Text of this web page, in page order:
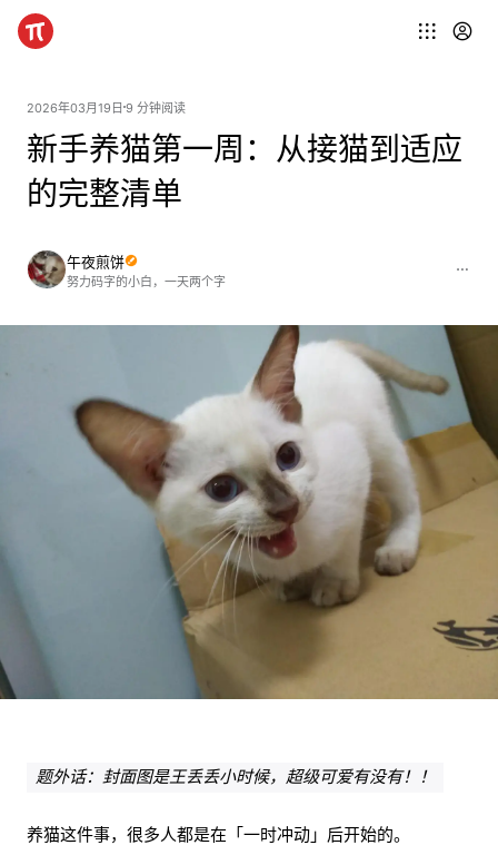
2026年03月19日 9 分钟阅读
新手养猫第一周：从接猫到适应
的完整清单
午夜煎饼
努力码字的小白，一天两个字
题外话：封面图是王丢丢小时候，超级可爱有没有！！
养猫这件事，很多人都是在「一时冲动」后开始的。